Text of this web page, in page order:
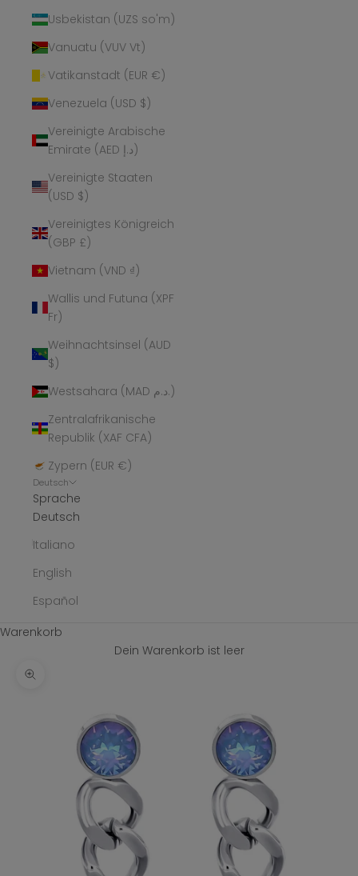
Usbekistan (UZS so'm)
Vanuatu (VUV Vt)
Vatikanstadt (EUR €)
Venezuela (USD $)
Vereinigte Arabische
Emirate (AED د.إ)
Vereinigte Staaten
(USD $)
Vereinigtes Königreich
(GBP £)
Vietnam (VND ₫)
Wallis und Futuna (XPF
Fr)
Weihnachtsinsel (AUD
$)
Westsahara (MAD د.م.)
Zentralafrikanische
Republik (XAF CFA)
Zypern (EUR €)
Deutsch
Sprache
Deutsch
Italiano
English
Español
Warenkorb
Dein Warenkorb ist leer
Bild vergrößern